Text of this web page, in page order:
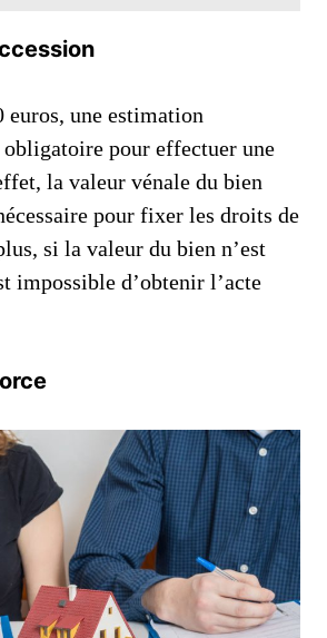
euros, une estimation
pour effectuer une
la valeur vénale du bien
pour fixer les droits de
si la valeur du bien n’est
impossible d’obtenir l’acte